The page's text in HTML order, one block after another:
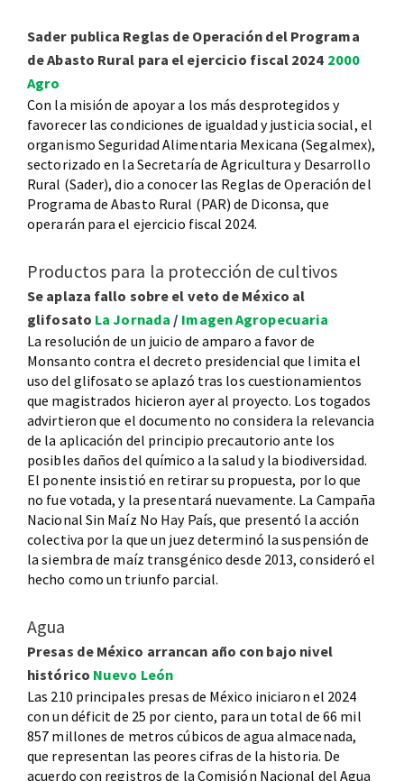
Sader publica Reglas de Operación del Programa
de Abasto Rural para el ejercicio fiscal 2024 2000
Agro
Con la misión de apoyar a los más desprotegidos y
favorecer las condiciones de igualdad y justicia social, el
organismo Seguridad Alimentaria Mexicana (Segalmex),
sectorizado en la Secretaría de Agricultura y Desarrollo
Rural (Sader), dio a conocer las Reglas de Operación del
Programa de Abasto Rural (PAR) de Diconsa, que
operarán para el ejercicio fiscal 2024.
Productos para la protección de cultivos
Se aplaza fallo sobre el veto de México al
glifosato La Jornada / Imagen Agropecuaria
La resolución de un juicio de amparo a favor de
Monsanto contra el decreto presidencial que limita el
uso del glifosato se aplazó tras los cuestionamientos
que magistrados hicieron ayer al proyecto. Los togados
advirtieron que el documento no considera la relevancia
de la aplicación del principio precautorio ante los
posibles daños del químico a la salud y la biodiversidad.
El ponente insistió en retirar su propuesta, por lo que
no fue votada, y la presentará nuevamente. La Campaña
Nacional Sin Maíz No Hay País, que presentó la acción
colectiva por la que un juez determinó la suspensión de
la siembra de maíz transgénico desde 2013, consideró el
hecho como un triunfo parcial.
Agua
Presas de México arrancan año con bajo nivel
histórico Nuevo León
Las 210 principales presas de México iniciaron el 2024
con un déficit de 25 por ciento, para un total de 66 mil
857 millones de metros cúbicos de agua almacenada,
que representan las peores cifras de la historia. De
acuerdo con registros de la Comisión Nacional del Agua